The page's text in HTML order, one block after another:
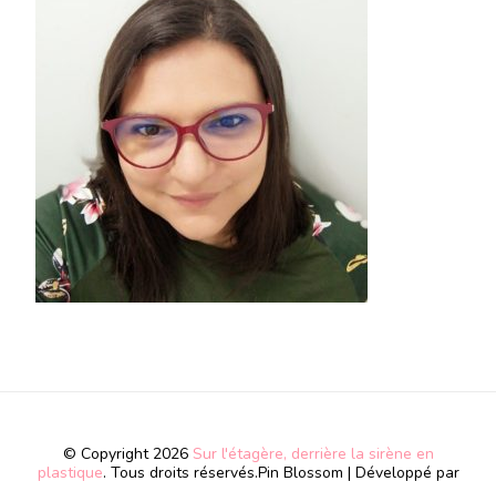
© Copyright 2026 Sur l'étagère, derrière la sirène en
plastique. Tous droits réservés.Pin Blossom | Développé par